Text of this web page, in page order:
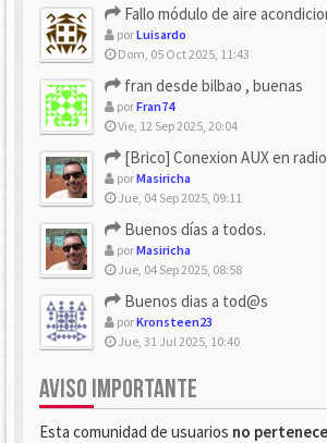
Fallo módulo de aire
porLuisardo
Dom, 05 Oct 2025, 11:43
fran desde bilbao , buenas
porFran74
Vie, 12 Sep 2025, 20:04
[Brico] Conexion AUX en
porMasiricha
Jue, 04 Sep 2025, 09:11
Buenos días a todos.
porMasiricha
Jue, 04 Sep 2025, 08:58
Buenos dias a tod@s
porKronsteen23
Jue, 31 Jul 2025, 10:40
AVISO IMPORTANTE
Esta comunidad de usuarios no